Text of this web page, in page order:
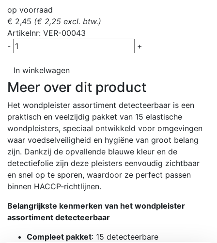
op voorraad
€ 2,45 (€ 2,25 excl. btw.)
Artikelnr: VER-00043
-
+
In winkelwagen
Meer over dit product
Het wondpleister assortiment detecteerbaar is een
praktisch en veelzijdig pakket van 15 elastische
wondpleisters, speciaal ontwikkeld voor omgevingen
waar voedselveiligheid en hygiëne van groot belang
zijn. Dankzij de opvallende blauwe kleur en de
detectiefolie zijn deze pleisters eenvoudig zichtbaar
en snel op te sporen, waardoor ze perfect passen
binnen HACCP-richtlijnen.
Belangrijkste kenmerken van het wondpleister
assortiment detecteerbaar
Compleet pakket: 15 detecteerbare